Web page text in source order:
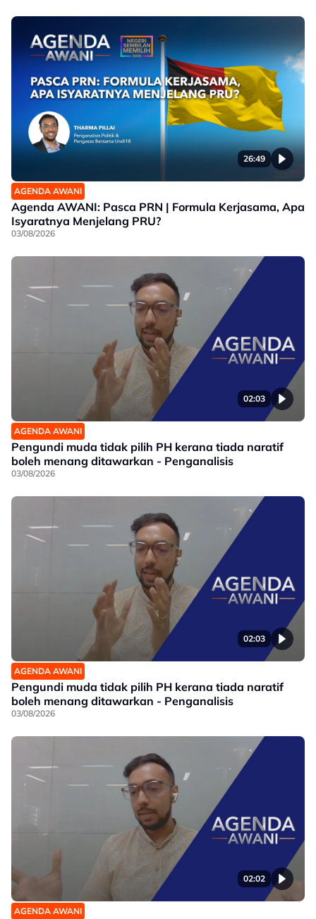
26:49
AGENDA AWANI
Agenda AWANI: Pasca PRN | Formula Kerjasama, Apa
Isyaratnya Menjelang PRU?
03/08/2026
02:03
AGENDA AWANI
Pengundi muda tidak pilih PH kerana tiada naratif
boleh menang ditawarkan - Penganalisis
03/08/2026
02:03
AGENDA AWANI
Pengundi muda tidak pilih PH kerana tiada naratif
boleh menang ditawarkan - Penganalisis
03/08/2026
02:02
AGENDA AWANI